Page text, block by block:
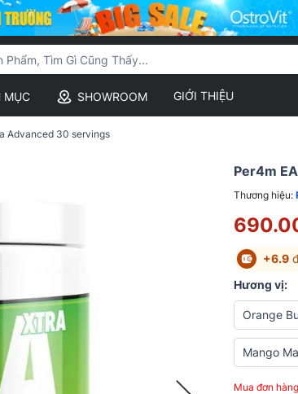
MỤC SHOWROOM GIỚI THIỆU
Advanced 30 servings
Per4m
Thương hiệu:
+6.9
Hương vị:
Orange
Mango
Mua đơn